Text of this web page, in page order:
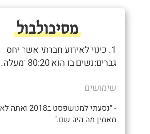
מסיבולבול
1. כינוי לאירוע חברתי אשר יחס
גברים:נשים בו הוא 80:20 ומעלה.
שימושים
- "נסעתי למנושפסט ב2018 ואתה לא
מאמין מה היה שם."